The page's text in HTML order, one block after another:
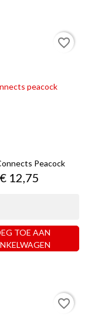
Peacock
Prijs
€ 12,75
TOE AAN
favorite_border
favorite_border